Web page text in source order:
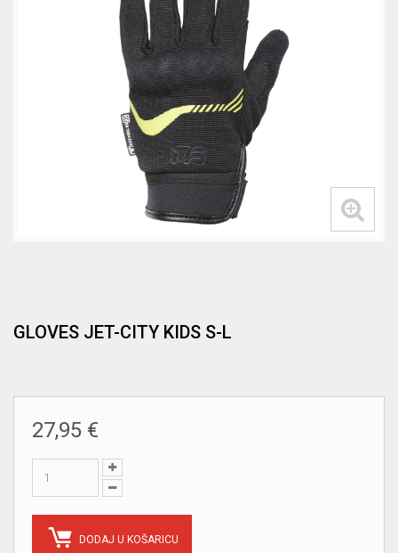
GLOVES JET-CITY KIDS S-L
27,95 €
DODAJ U KOŠARICU